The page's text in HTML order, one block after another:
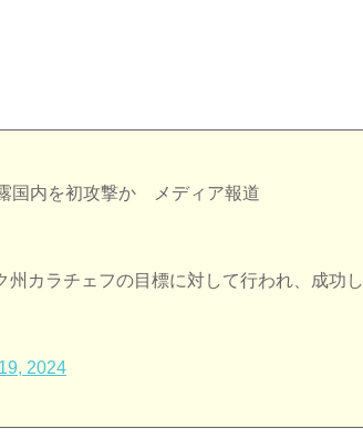
国内を初攻撃か メディア報道
カラチェフの目標に対して行われ、成功し
2024